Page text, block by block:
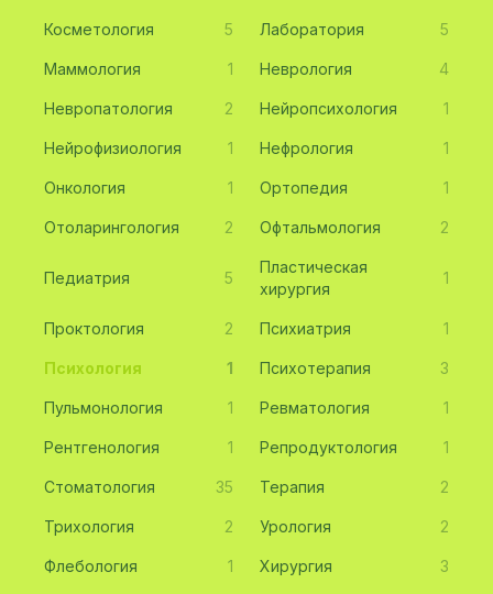
Косметология 5 Лаборатория 5
Маммология 1 Неврология 4
Невропатология 2 Нейропсихология 1
Нейрофизиология 1 Нефрология 1
Онкология 1 Ортопедия 1
Отоларингология 2 Офтальмология 2
Педиатрия 5
Пластическая
хирургия
1
Проктология 2 Психиатрия 1
Психология 1 Психотерапия 3
Пульмонология 1 Ревматология 1
Рентгенология 1 Репродуктология 1
Стоматология 35 Терапия 2
Трихология 2 Урология 2
Флебология 1 Хирургия 3